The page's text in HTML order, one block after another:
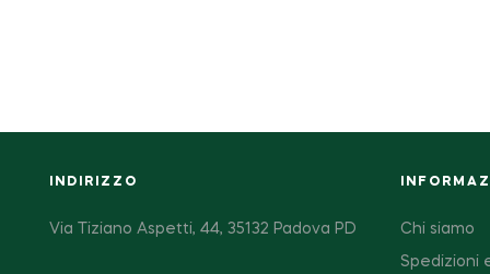
INDIRIZZO
Via Tiziano Aspetti, 44, 35132 Padova PD Chi siamo
Spedizioni